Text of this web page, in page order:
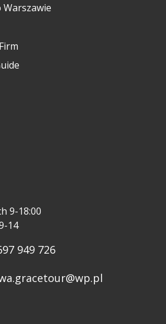
Warszawie
9-18:00
14
949 726